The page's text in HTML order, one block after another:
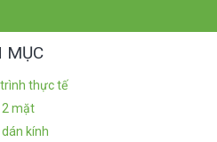
MỤC
thực tế
2 mặt
dán kính